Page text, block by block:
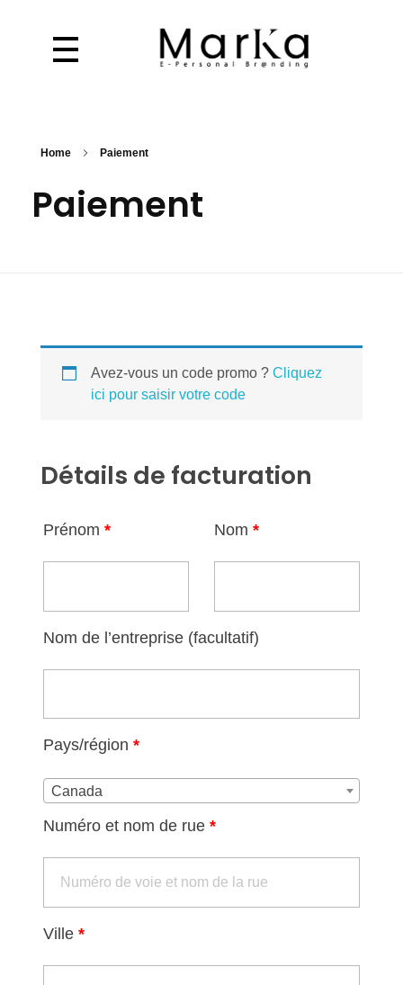
Home Paiement
Paiement
Avez-vous un code promo ? Cliquez
ici pour saisir votre code
Détails de facturation
Prénom * Nom *
Nom de l’entreprise (facultatif)
Pays/région *
Canada
Numéro et nom de rue *
Ville *